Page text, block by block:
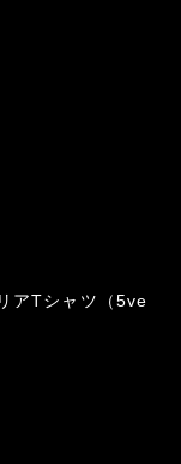
アTシャツ（5ve